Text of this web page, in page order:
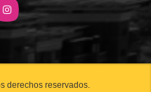
derechos reservados.